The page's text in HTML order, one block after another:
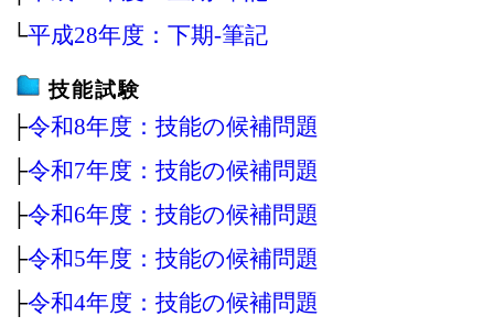
└平成28年度：下期‐筆記
技能試験
├令和8年度：技能の候補問題
├令和7年度：技能の候補問題
├令和6年度：技能の候補問題
├令和5年度：技能の候補問題
├令和4年度：技能の候補問題